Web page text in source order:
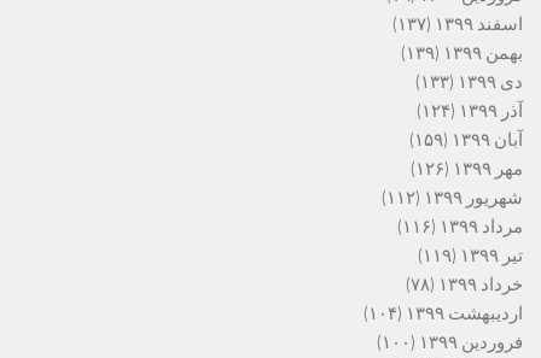
اسفند ۱۳۹۹
(۱۳۷)
بهمن ۱۳۹۹
(۱۳۹)
دی ۱۳۹۹
(۱۳۳)
آذر ۱۳۹۹
(۱۲۴)
آبان ۱۳۹۹
(۱۵۹)
مهر ۱۳۹۹
(۱۲۶)
شهریور ۱۳۹۹
(۱۱۲)
مرداد ۱۳۹۹
(۱۱۶)
تیر ۱۳۹۹
(۱۱۹)
خرداد ۱۳۹۹
(۷۸)
اردیبهشت ۱۳۹۹
(۱۰۴)
فروردین ۱۳۹۹
(۱۰۰)